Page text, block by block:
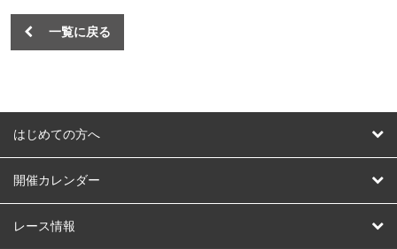
一覧に戻る
はじめての方へ
はじめての方へ
開催カレンダー
競輪
レース情報